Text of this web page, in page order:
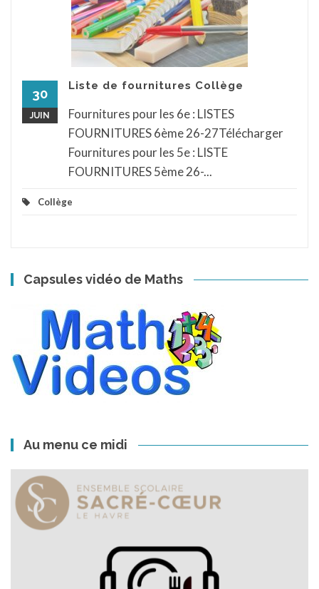
30
JUIN
Liste de fournitures Collège
Fournitures pour les 6e : LISTES
FOURNITURES 6ème 26-27Télécharger
Fournitures pour les 5e : LISTE
FOURNITURES 5ème 26-...
Collège
Capsules vidéo de Maths
Au menu ce midi